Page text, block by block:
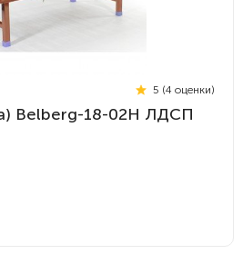
5 (4 оценки)
Belberg-18-02H ЛДСП